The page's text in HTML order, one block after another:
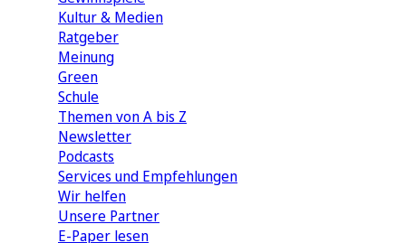
Kultur & Medien
Ratgeber
Meinung
Green
Schule
Themen von A bis Z
Newsletter
Podcasts
Services und Empfehlungen
Wir helfen
Unsere Partner
E-Paper lesen